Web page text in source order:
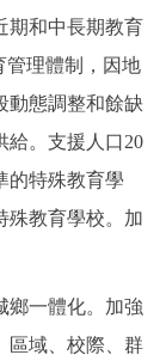
期和中長期教育
管理體制，因地
動態調整和餘缺
給。支援人口20
的特殊教育學
殊教育學校。加
鄉一體化。加強
區域、校際、群